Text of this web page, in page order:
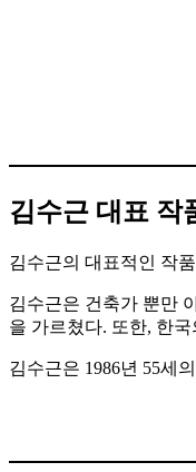
김수근 대표 작
김수근의 대표적인 작
김수근은 건축가 뿐만
을 가르쳤다. 또한, 한
김수근은 1986년 55세